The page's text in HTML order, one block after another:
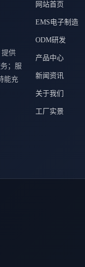
提供
；服
能充
网站首页
EMS电子制造
ODM研发
产品中心
新闻资讯
关于我们
工厂实景